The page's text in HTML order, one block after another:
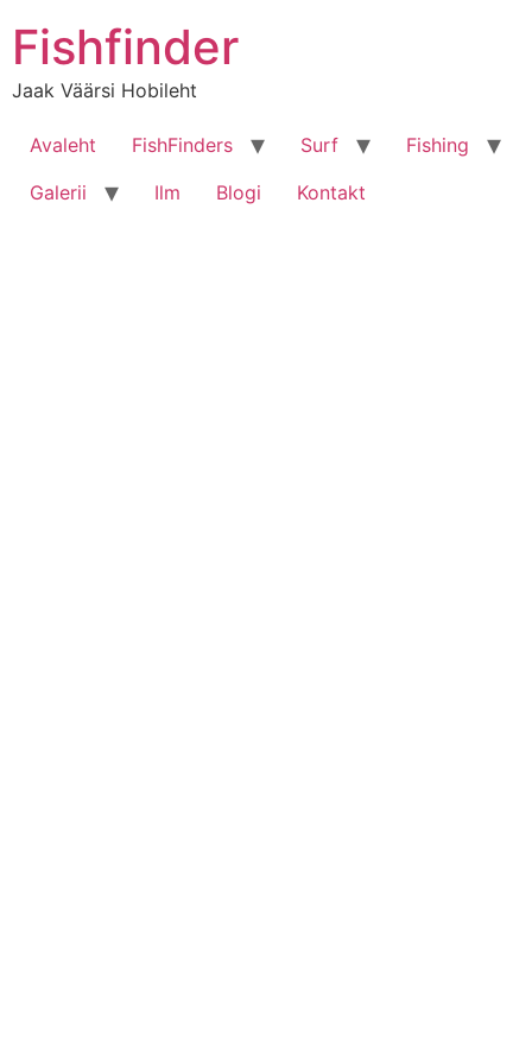
sisu
juurde
Fishfinder
Jaak Väärsi Hobileht
Avaleht FishFinders Surf
Fishing
Galerii
Ilm Blogi Kontakt